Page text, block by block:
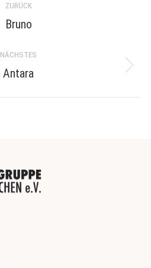
ZURÜCK
Previous
Bruno
NÄCHSTES
Next
Antara